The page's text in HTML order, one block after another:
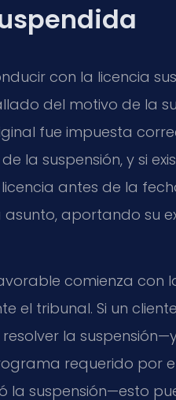
con la licencia
del motivo de la
fue impuesta
la suspensión, y si
antes de la
aportando su
comienza con
el tribunal. Si un
la
requerido por
la suspensión—esto